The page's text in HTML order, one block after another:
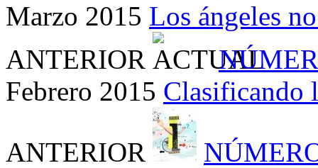
Marzo 2015 Los ángeles
ANTERIOR
Febrero 2015 Clasificando
ANTERIOR